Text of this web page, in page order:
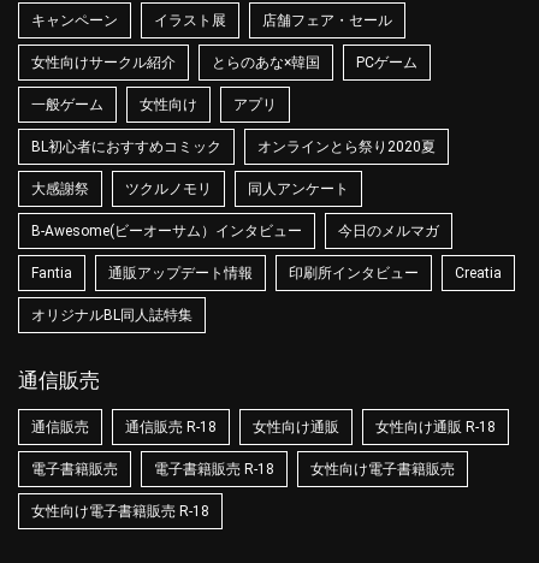
キャンペーン イラスト展 店舗フェア・セール
女性向けサークル紹介 とらのあな×韓国 PCゲーム
一般ゲーム 女性向け アプリ
BL初心者におすすめコミック オンラインとら祭り2020夏
大感謝祭 ツクルノモリ 同人アンケート
B-Awesome(ビーオーサム）インタビュー 今日のメルマガ
Fantia 通販アップデート情報 印刷所インタビュー Creatia
オリジナルBL同人誌特集
通信販売
通信販売 通信販売 R-18 女性向け通販 女性向け通販 R-18
電子書籍販売 電子書籍販売 R-18 女性向け電子書籍販売
女性向け電子書籍販売 R-18